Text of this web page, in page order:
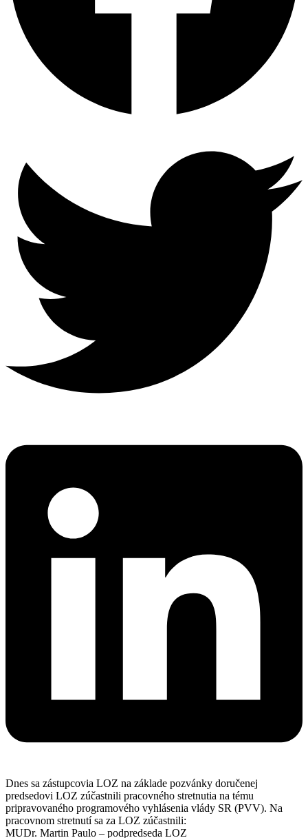
Dnes sa zástupcovia LOZ na základe pozvánky doručenej
predsedovi LOZ zúčastnili pracovného stretnutia na tému
pripravovaného programového vyhlásenia vlády SR (PVV). Na
pracovnom stretnutí sa za LOZ zúčastnili:
MUDr. Martin Paulo – podpredseda LOZ